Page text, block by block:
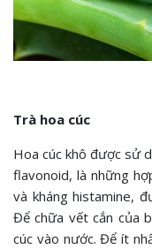
Trà hoa cúc
Hoa cúc khô được sử
flavonoid, là những
và kháng histamine,
Để chữa vết cắn của
cúc vào nước. Để ít